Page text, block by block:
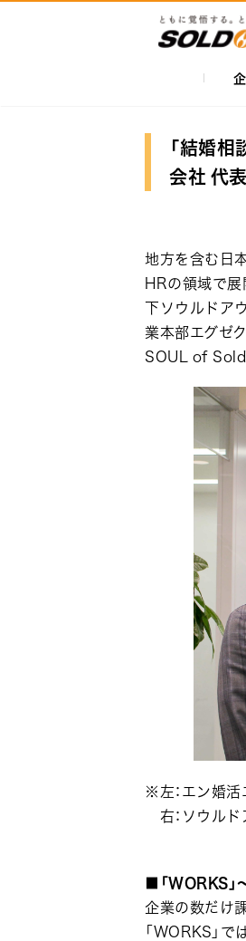
ン
ナ
ー
シ
ョ
ン
「結婚
会社 代
地方を含む日
HRの領域で展
下ソウルドア
業本部エグゼ
SOUL of
※左：エン婚
右：ソウル
■「WORKS」
企業の数だけ
「WORKS」